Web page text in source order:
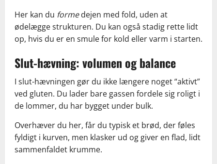
Her kan du formedejen med fold, uden at
ødelægge strukturen. Du kan også stadig rette lidt
op, hvis du er en smule for kold eller varm i starten.
Slut-hævning: volumen og balance
I slut-hævningen gør du ikke længere noget “aktivt”
ved gluten. Du lader bare gassen fordele sig roligt i
de lommer, du har bygget under bulk.
Overhæver du her, får du typisk et brød, der føles
fyldigt i kurven, men klasker ud og giver en flad, lidt
sammenfaldet krumme.